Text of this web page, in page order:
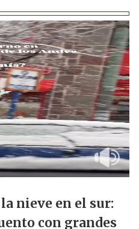
nieve en el sur:
con grandes